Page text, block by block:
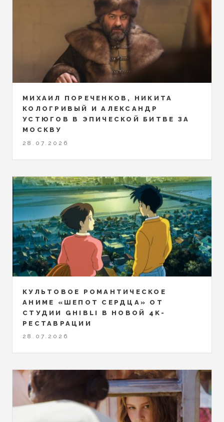
МИХАИЛ ПОРЕЧЕНКОВ, НИКИТА
КОЛОГРИВЫЙ И АЛЕКСАНДР
УСТЮГОВ В ЭПИЧЕСКОЙ БИТВЕ ЗА
МОСКВУ
28.07.2026
КУЛЬТОВОЕ РОМАНТИЧЕСКОЕ
АНИМЕ «ШЕПОТ СЕРДЦА» ОТ
СТУДИИ GHIBLI В НОВОЙ 4K-
РЕСТАВРАЦИИ
28.07.2026